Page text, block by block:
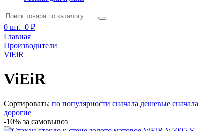
0 шт. 0 ₽
Главная
Производители
ViEiR
ViEiR
Сортировать: по популярности сначала дешевые сначала
дорогие
-10% за cамовывоз